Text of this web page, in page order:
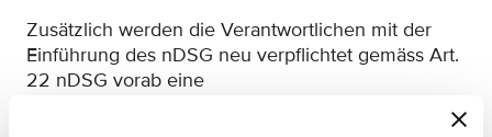
Zusätzlich werden die Verantwortlichen mit der
Einführung des nDSG neu verpflichtet gemäss Art.
22 nDSG vorab eine
die geplante Datenbearbeitung ein erhöhtes Risiko